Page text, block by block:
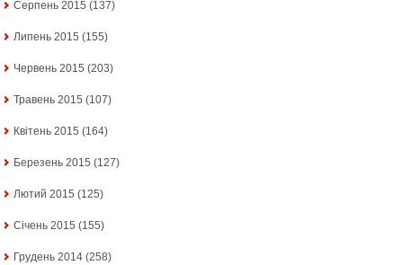
Серпень 2015 (137)
Липень 2015 (155)
Червень 2015 (203)
Травень 2015 (107)
Квітень 2015 (164)
Березень 2015 (127)
Лютий 2015 (125)
Січень 2015 (155)
Грудень 2014 (258)